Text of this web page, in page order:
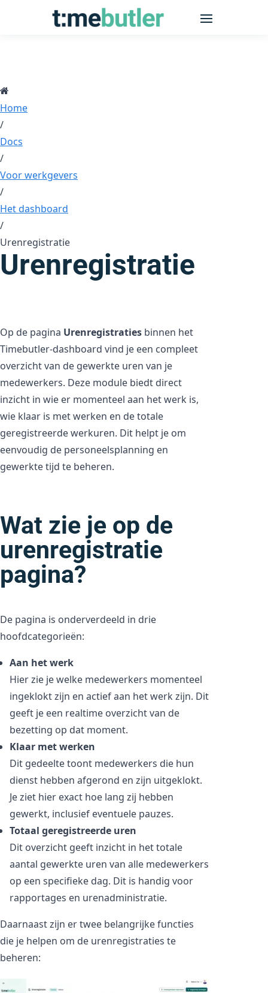
Home
/
Docs
/
Voor werkgevers
/
Het dashboard
/
Urenregistratie
Urenregistratie
Op de pagina Urenregistraties binnen het
Timebutler-dashboard vind je een compleet
overzicht van de gewerkte uren van je
medewerkers. Deze module biedt direct
inzicht in wie er momenteel aan het werk is,
wie klaar is met werken en de totale
geregistreerde werkuren. Dit helpt je om
eenvoudig de personeelsplanning en
gewerkte tijd te beheren.
Wat zie je op de
urenregistratie
pagina?
De pagina is onderverdeeld in drie
hoofdcategorieën:
Aan het werk
Hier zie je welke medewerkers momenteel
ingeklokt zijn en actief aan het werk zijn. Dit
geeft je een realtime overzicht van de
bezetting op dat moment.
Klaar met werken
Dit gedeelte toont medewerkers die hun
dienst hebben afgerond en zijn uitgeklokt.
Je ziet hier exact hoe lang zij hebben
gewerkt, inclusief eventuele pauzes.
Totaal geregistreerde uren
Dit overzicht geeft inzicht in het totale
aantal gewerkte uren van alle medewerkers
op een specifieke dag. Dit is handig voor
rapportages en urenadministratie.
Daarnaast zijn er twee belangrijke functies
die je helpen om de urenregistraties te
beheren: